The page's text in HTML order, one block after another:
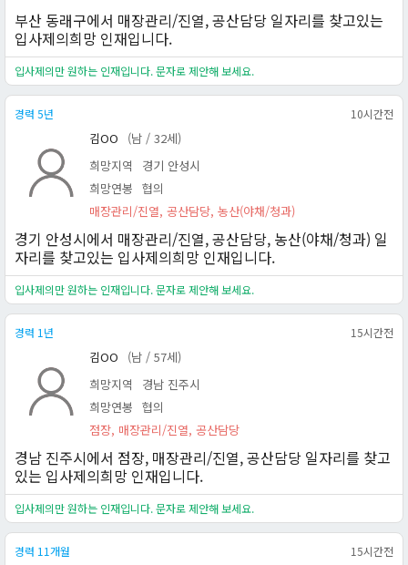
부산 동래구에서 매장관리/진열, 공산담당 일자리를 찾고있는
입사제의희망 인재입니다.
입사제의만 원하는 인재입니다. 문자로 제안해 보세요.
경력 5년 10시간전
김OO
(남 / 32세)
희망지역
경기 안성시
희망연봉 협의
매장관리/진열, 공산담당, 농산(야채/청과)
경기 안성시에서 매장관리/진열, 공산담당, 농산(야채/청과) 일
자리를 찾고있는 입사제의희망 인재입니다.
입사제의만 원하는 인재입니다. 문자로 제안해 보세요.
경력 1년 15시간전
김OO
(남 / 57세)
희망지역
경남 진주시
희망연봉 협의
점장, 매장관리/진열, 공산담당
경남 진주시에서 점장, 매장관리/진열, 공산담당 일자리를 찾고
있는 입사제의희망 인재입니다.
입사제의만 원하는 인재입니다. 문자로 제안해 보세요.
경력 11개월 15시간전